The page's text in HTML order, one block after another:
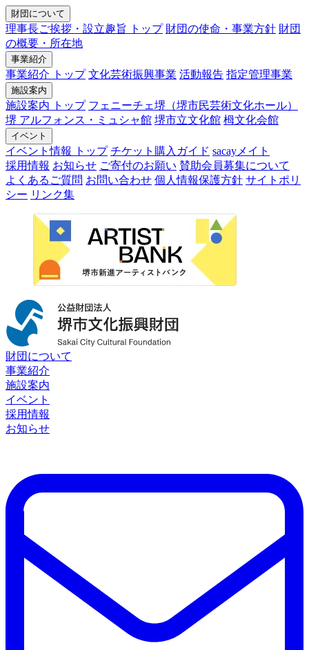
財団について
理事長ご挨拶・設立趣旨 トップ 財団の使命・事業方針 財団
の概要・所在地
事業紹介
事業紹介 トップ 文化芸術振興事業 活動報告 指定管理事業
施設案内
施設案内 トップ フェニーチェ堺（堺市民芸術文化ホール）
堺 アルフォンス・ミュシャ館 堺市立文化館 栂文化会館
イベント
イベント情報 トップ チケット購入ガイド sacayメイト
採用情報 お知らせ ご寄付のお願い 賛助会員募集について
よくあるご質問 お問い合わせ 個人情報保護方針 サイトポリ
シー リンク集
財団について
事業紹介
施設案内
イベント
採用情報
お知らせ